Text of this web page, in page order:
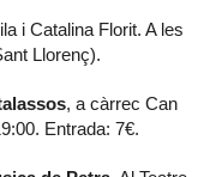
i Catalina Florit. A les
Llorenç).
, a càrrec Can
Entrada: 7€.